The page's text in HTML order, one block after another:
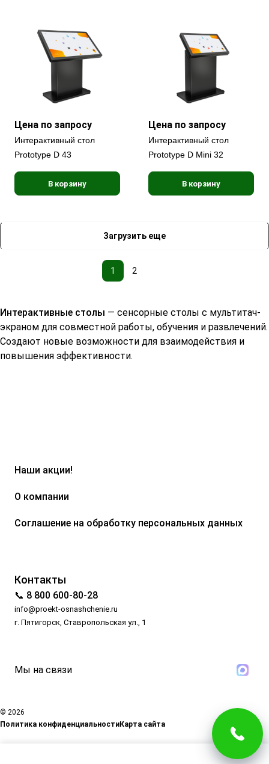
Цена по запросу
Интерактивный стол
Prototype D 43
В корзину
Цена по запросу
Интерактивный стол
Prototype D Mini 32
В корзину
Загрузить еще
1 2
Интерактивные столы — сенсорные столы с мультитач-
экраном для совместной работы, обучения и развлечений.
Создают новые возможности для взаимодействия и
повышения эффективности.
Наши акции!
О компании
Соглашение на обработку персональных данных
Контакты
📞 8 800 600-80-28
info@proekt-osnashchenie.ru
г. Пятигорск, Ставропольская ул., 1
Мы на связи
© 2026
Политика конфиденциальностиКарта сайта